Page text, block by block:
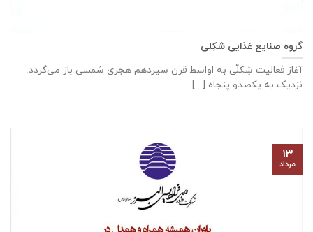
گروه صنایع غذایی شَکِلی
آغاز فعالیت شِکلّی به اواسط قرن سیزدهم هجری شمسی باز می‌گردد.
نزدیک به یکصدو پنجاه [...]
۱۳
مرداد